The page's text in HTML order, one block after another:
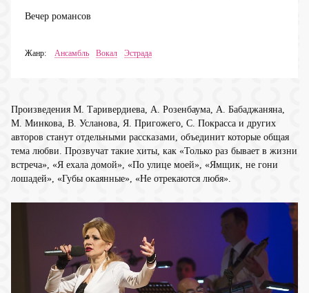
Вечер романсов
Жанр: Ансамбль Вокал Эстрада
Произведения М. Таривердиева, А. Розенбаума, А. Бабаджаняна,
М. Минкова, В. Усланова, Я. Пригожего, С. Покрасса и других
авторов станут отдельными рассказами, объединит которые общая
тема любви. Прозвучат такие хиты, как «Только раз бывает в жизни
встреча», «Я ехала домой», «По улице моей», «Ямщик, не гони
лошадей», «Губы окаянные», «Не отрекаются любя».